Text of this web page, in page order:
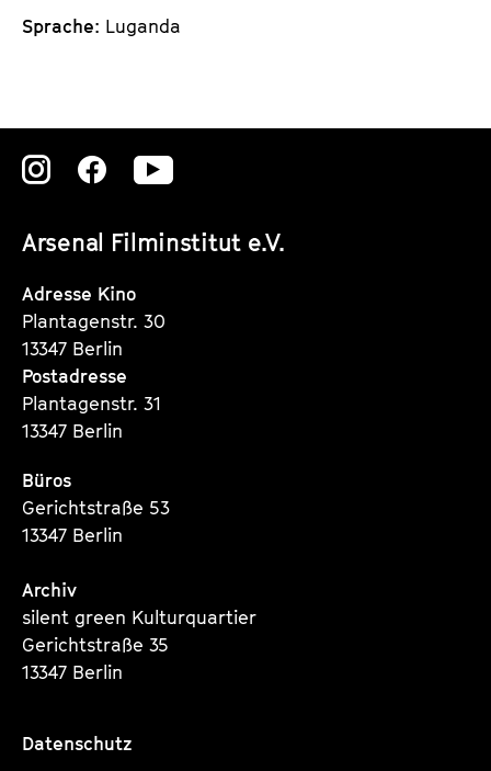
Sprache: Luganda
Arsenal Filminstitut e.V.
Zu
Instagram
Seite
Zu
Instagram
Seite
Zu
Instagram
Adresse Kino
Plantagenstr. 30
13347 Berlin
Postadresse
Plantagenstr. 31
13347 Berlin
Büros
Gerichtstraße 53
13347 Berlin
Archiv
silent green Kulturquartier
Gerichtstraße 35
13347 Berlin
Datenschutz